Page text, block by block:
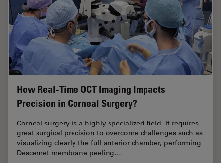
How Real-Time OCT Imaging Impacts
Precision in Corneal Surgery?
Corneal surgery is a highly specialized field. It requires
great surgical precision to overcome challenges such as
visualizing clearly the full anterior chamber, performing
Descemet membrane peeling…